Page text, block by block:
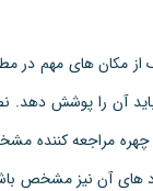
از مکان های مهم
باید آن را پوشش
چهره مراجعه کننده
های آن نیز مشخص